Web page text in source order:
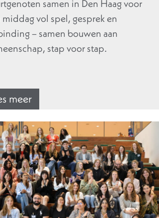
samen in Den Haag voor
middag vol spel, gesprek en
– samen bouwen aan
stap voor stap.
meer